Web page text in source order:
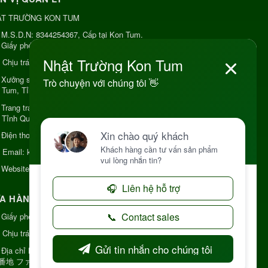
TRƯỜNG KON TUM
M.S.D.N: 8344254367, Cấp tại Kon Tum.
Giấy phép số: Số 38A.8009409/HKD
Chịu trách nhiệm:Chủ cơ sở Nguyễn Nhật Trường
Xưởng sản xuất:34 Lý Thường Kiệt, Tổ 6, Phường
Tỉnh Quảng Ngải
Trang trại Dược Liệu Hữu Cơ:
Quảng Ngãi
Điện thoại:
+84 906968923
Email: kinhdoanh@nhattruongkontum.com
Website:https://www.nhattruongkontum.com
HÀNG GIỚI THIỆU TẠI NHẬT BẢN
Giấy phép số: 080-9475-1379
Chịu trách nhiệm:MR THƯƠNG
Địa chỉ Nhật Bản:
日本 愛知県刈谷市神明町6丁目
地 ファミール神明